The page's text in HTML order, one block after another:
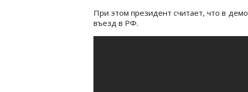
При этом президент считает, что в
въезд в РФ.